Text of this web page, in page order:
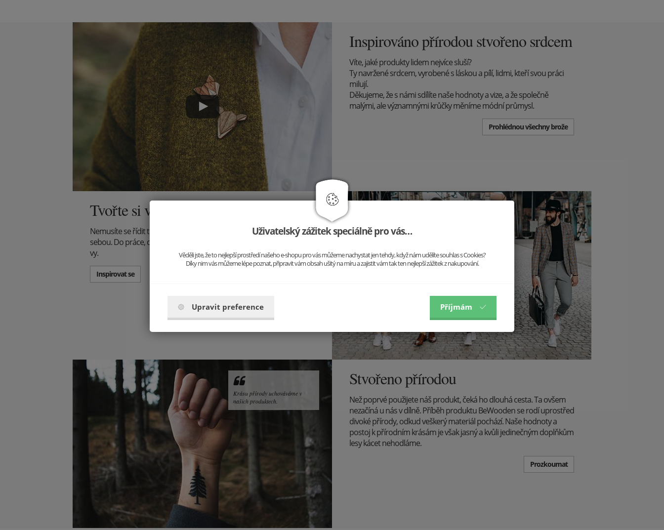
Inspirováno přírodou stvořeno srdcem
Víte, jaké produkty lidem nejvíce sluší?
Ty navržené srdcem, vyrobené s láskou a pílí, lidmi, kteří svou práci
milují.
Děkujeme, že s námi sdílíte naše hodnoty a vize, a že společně
malými, ale významnými krůčky měníme módní průmysl.
Prohlédnou všechny brože
Tvořte si vlastní styl
Nemusíte se řídit trendy, tvořte je! Vystupte z řady a buďte sami
sebou. Do práce, do společnosti, na večeři - jiný outfit, ale stále jste to
vy.
Inspirovat se
Stvořeno přírodou
Než poprvé použijete náš produkt, čeká ho dlouhá cesta. Ta ovšem
nezačíná u nás v dílně. Příběh produktu BeWooden se rodí uprostřed
divoké přírody, odkud veškerý materiál pochází. Naše hodnoty a
postoj k přírodním krásám je však jasný a kvůli jedinečným doplňkům
lesy kácet nehodláme.
Prozkoumat
Krásu přírody uchováváme v
našich produktech.
Uživatelský zážitek speciálně pro vás…
Věděli jste, že to nejlepší prostředí našeho e-shopu pro vás můžeme nachystat jen tehdy, když nám udělíte souhlas s Cookies?
Díky nim vás můžeme lépe poznat, připravit vám obsah ušitý na míru a zajistit vám tak ten nejlepší zážitek z nakupování.
Upravit preference Příjmám